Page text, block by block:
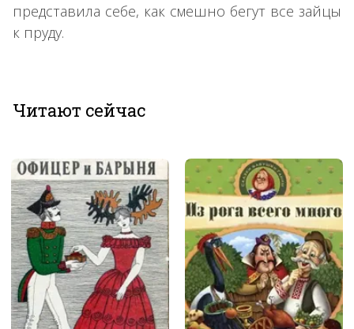
представила себе, как смешно бегут все зайцы
к пруду.
Читают сейчас